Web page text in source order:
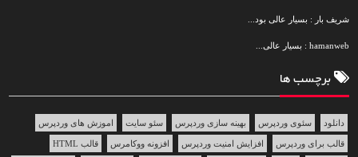
شریف بار : بسیار عالی بود...
hamanweb : بسیار عالی...
برچسب ها
دانلود سئوی وردپرس بهینه سازی وردپرس سئو سایت اموزش های وردپرس
قالب برای وردپرس افزایش امنیت وردپرس افزونه ووکامرس قالب HTML